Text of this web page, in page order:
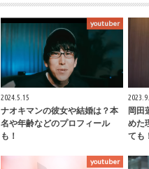
youtuber
2024.5.15
ナオキマンの彼女や結婚は？本
名や年齢などのプロフィール
も！
岡田
めた
ても！
youtuber